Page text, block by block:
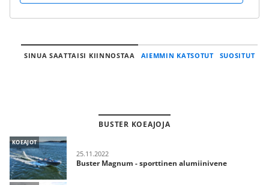
SINUA SAATTAISI KIINNOSTAA AIEMMIN KATSOTUT SUOSITUT
BUSTER KOEAJOJA
KOEAJOT
25.11.2022
Buster Magnum - sporttinen alumiinivene